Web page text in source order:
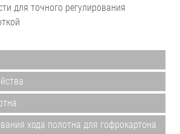
для точного регулирования
хода полотна для гофрокартона